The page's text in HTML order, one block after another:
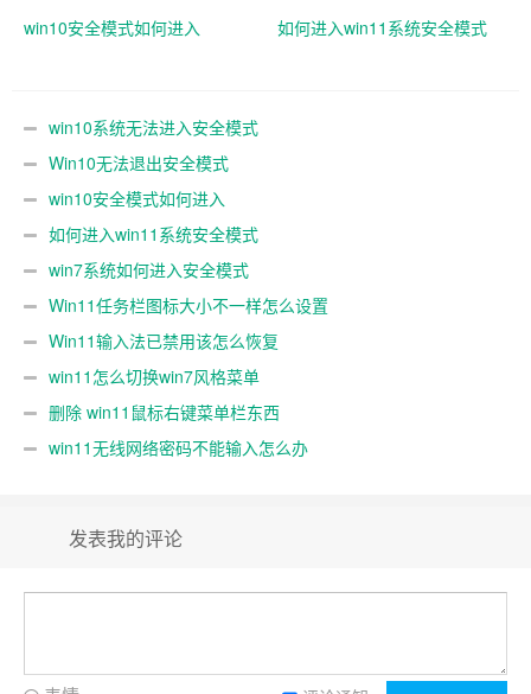
win10安全模式如何进入 如何进入win11系统安全模式
win10系统无法进入安全模式
Win10无法退出安全模式
win10安全模式如何进入
如何进入win11系统安全模式
win7系统如何进入安全模式
Win11任务栏图标大小不一样怎么设置
Win11输入法已禁用该怎么恢复
win11怎么切换win7风格菜单
删除 win11鼠标右键菜单栏东西
win11无线网络密码不能输入怎么办
发表我的评论